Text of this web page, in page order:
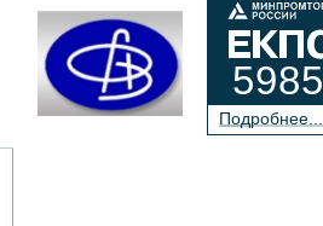
Подробнее...
5985